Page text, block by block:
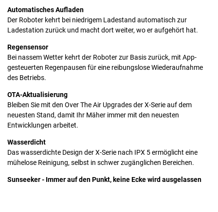
Automatisches Aufladen
Der Roboter kehrt bei niedrigem Ladestand automatisch zur
Ladestation zurück und macht dort weiter, wo er aufgehört hat.
Regensensor
Bei nassem Wetter kehrt der Roboter zur Basis zurück, mit App-
gesteuerten Regenpausen für eine reibungslose Wiederaufnahme
des Betriebs.
OTA-Aktualisierung
Bleiben Sie mit den Over The Air Upgrades der X-Serie auf dem
neuesten Stand, damit Ihr Mäher immer mit den neuesten
Entwicklungen arbeitet.
Wasserdicht
Das wasserdichte Design der X-Serie nach IPX 5 ermöglicht eine
mühelose Reinigung, selbst in schwer zugänglichen Bereichen.
Sunseeker - Immer auf den Punkt, keine Ecke wird ausgelassen